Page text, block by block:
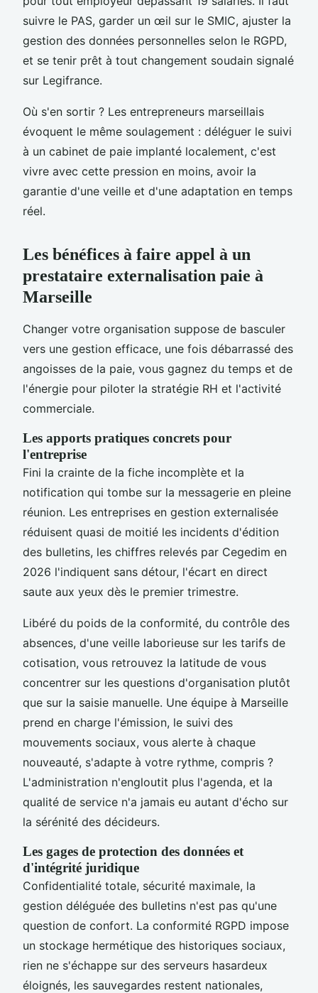
suivre le PAS, garder un œil sur le SMIC, ajuster la
gestion des données personnelles selon le RGPD,
et se tenir prêt à tout changement soudain signalé
sur Legifrance.
Où s'en sortir ? Les entrepreneurs marseillais
évoquent le même soulagement : déléguer le suivi
à un cabinet de paie implanté localement, c'est
vivre avec cette pression en moins, avoir la
garantie d'une veille et d'une adaptation en temps
réel.
Les bénéfices à faire appel à un
prestataire externalisation paie à
Marseille
Changer votre organisation suppose de basculer
vers une gestion efficace, une fois débarrassé des
angoisses de la paie, vous gagnez du temps et de
l'énergie pour piloter la stratégie RH et l'activité
commerciale.
Les apports pratiques concrets pour
l'entreprise
Fini la crainte de la fiche incomplète et la
notification qui tombe sur la messagerie en pleine
réunion. Les entreprises en gestion externalisée
réduisent quasi de moitié les incidents d'édition
des bulletins, les chiffres relevés par Cegedim en
2026 l'indiquent sans détour, l'écart en direct
saute aux yeux dès le premier trimestre.
Libéré du poids de la conformité, du contrôle des
absences, d'une veille laborieuse sur les tarifs de
cotisation, vous retrouvez la latitude de vous
concentrer sur les questions d'organisation plutôt
que sur la saisie manuelle. Une équipe à Marseille
prend en charge l'émission, le suivi des
mouvements sociaux, vous alerte à chaque
nouveauté, s'adapte à votre rythme, compris ?
L'administration n'engloutit plus l'agenda, et la
qualité de service n'a jamais eu autant d'écho sur
la sérénité des décideurs.
Les gages de protection des données et
d'intégrité juridique
Confidentialité totale, sécurité maximale, la
gestion déléguée des bulletins n'est pas qu'une
question de confort. La conformité RGPD impose
un stockage hermétique des historiques sociaux,
rien ne s'échappe sur des serveurs hasardeux
éloignés, les sauvegardes restent nationales,